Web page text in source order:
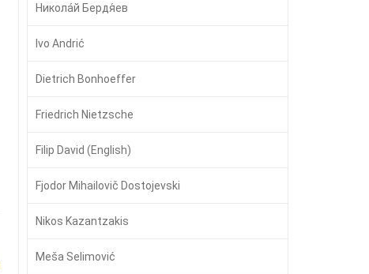
Никола́й Бердя́ев
Ivo Andrić
Dietrich Bonhoeffer
Friedrich Nietzsche
Filip David (English)
Fjodor Mihailovič Dostojevski
Nikos Kazantzakis
Meša Selimović